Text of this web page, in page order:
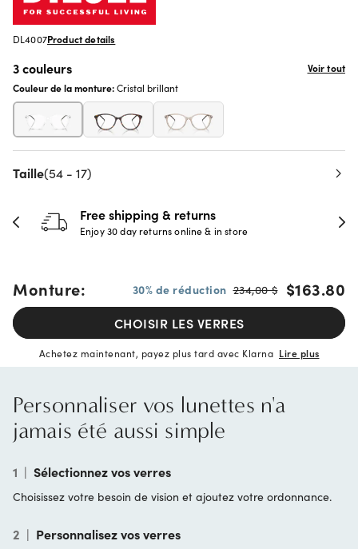
DL4007Product details
3 couleurs
Voir tout
Couleur de la monture:Cristal brillant
Taille(54 - 17)
Free shipping & returns
Enjoy 30 day returns online & in store
Monture: 30% de réduction 234,00 $ $163.80
CHOISIR LES VERRES
Achetez maintenant, payez plus tard avec Klarna Lire plus
Personnaliser vos lunettes n'a
jamais été aussi simple
1 | Sélectionnez vos verres
Choisissez votre besoin de vision et ajoutez votre ordonnance.
2 | Personnalisez vos verres